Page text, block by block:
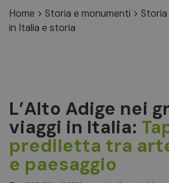
Home > Storia e monumenti >
in Italia e storia
L’Alto Adige nei
viaggi in Italia:
prediletta tra
e paesaggio